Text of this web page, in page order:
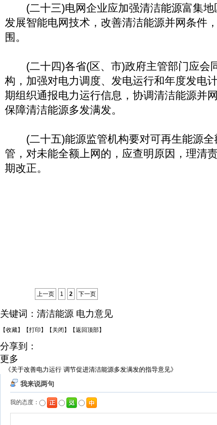
(二十三)电网企业应加强清洁能源富集地
发展智能电网技术，改善清洁能源并网条件
围。
(二十四)各省(区、市)政府主管部门应会
构，加强对电力调度、发电运行和年度发电
期组织通报电力运行信息，协调清洁能源并
保障清洁能源多发满发。
(二十五)能源监管机构要对可再生能源全
管，对未能全额上网的，应查明原因，理清
期改正。
上一页 1 2 下一页
关键词： 清洁能源 电力意见
【收藏】 【打印】 【关闭】 【返回顶部】
分享到：
更多
《关于改善电力运行 调节促进清洁能源多发满发的指导意见》